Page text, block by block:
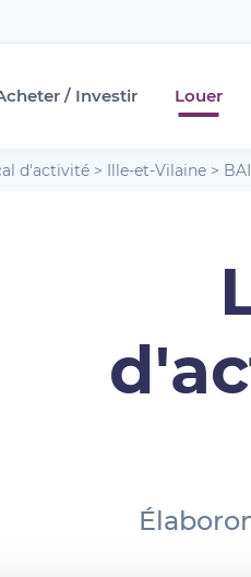
/ Investir Louer
d'activité > Ille-et-Vilaine >